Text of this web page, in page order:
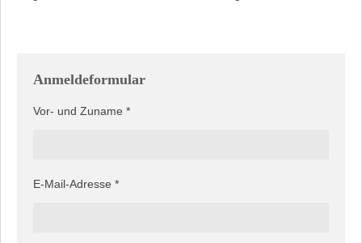
Anmeldeformular
Vor- und Zuname *
E-Mail-Adresse *